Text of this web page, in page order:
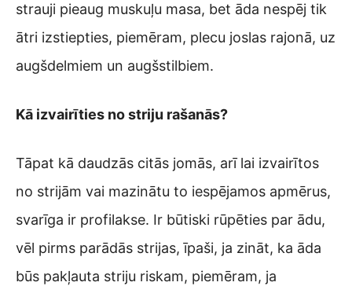
strauji pieaug muskuļu masa, bet āda nespēj tik
ātri izstiepties, piemēram, plecu joslas rajonā, uz
augšdelmiem un augšstilbiem.
Kā izvairīties no striju rašanās?
Tāpat kā daudzās citās jomās, arī lai izvairītos
no strijām vai mazinātu to iespējamos apmērus,
svarīga ir profilakse. Ir būtiski rūpēties par ādu,
vēl pirms parādās strijas, īpaši, ja zināt, ka āda
būs pakļauta striju riskam, piemēram, ja